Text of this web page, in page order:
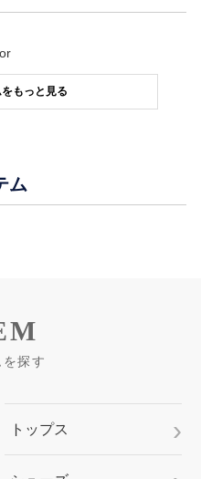
もっと見る
ム
探す
トップス